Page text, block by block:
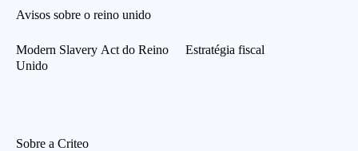
Avisos sobre o reino unido
Modern Slavery Act do Reino
Unido
Estratégia fiscal
Sobre a Criteo